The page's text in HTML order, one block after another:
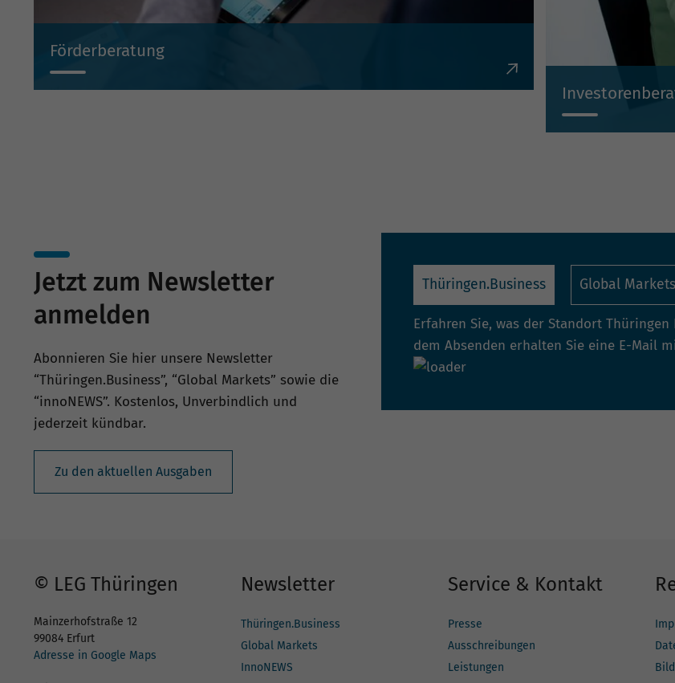
Förderberatung
Jetzt zum Newsletter
anmelden
Abonnieren Sie hier unsere Newsletter
“Thüringen.Business”, “Global Markets” sowie die
“innoNEWS”. Kostenlos, Unverbindlich und
jederzeit kündbar.
Zu den aktuellen Ausgaben
Thüringen.Business Global Markets
Erfahren Sie, was der Standort
dem Absenden erhalten Sie eine E-Mail
© LEG Thüringen
Mainzerhofstraße 12
99084 Erfurt
Adresse in Google Maps
Newsletter
Thüringen.Business
Global Markets
InnoNEWS
Service & Kontakt
Presse
Ausschreibungen
Leistungen